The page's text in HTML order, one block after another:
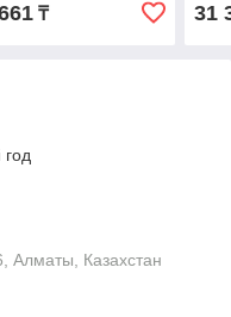
₸ 31
Алматы, Казахстан